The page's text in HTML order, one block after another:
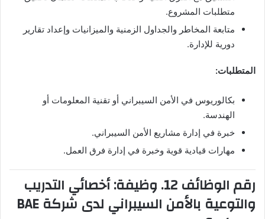
متطلبات المشروع.
متابعة المخاطر والجداول الزمنية والميزانيات وإعداد تقارير
دورية للإدارة.
المتطلبات:
بكالوريوس في الأمن السيبراني أو تقنية المعلومات أو
الهندسة.
خبرة في إدارة مشاريع الأمن السيبراني.
مهارات قيادية قوية وخبرة في إدارة فرق العمل.
رقم الوظائف 12. وظيفة: أخصائي التدريب
والتوعية بالأمن السيبراني لدى شركة BAE